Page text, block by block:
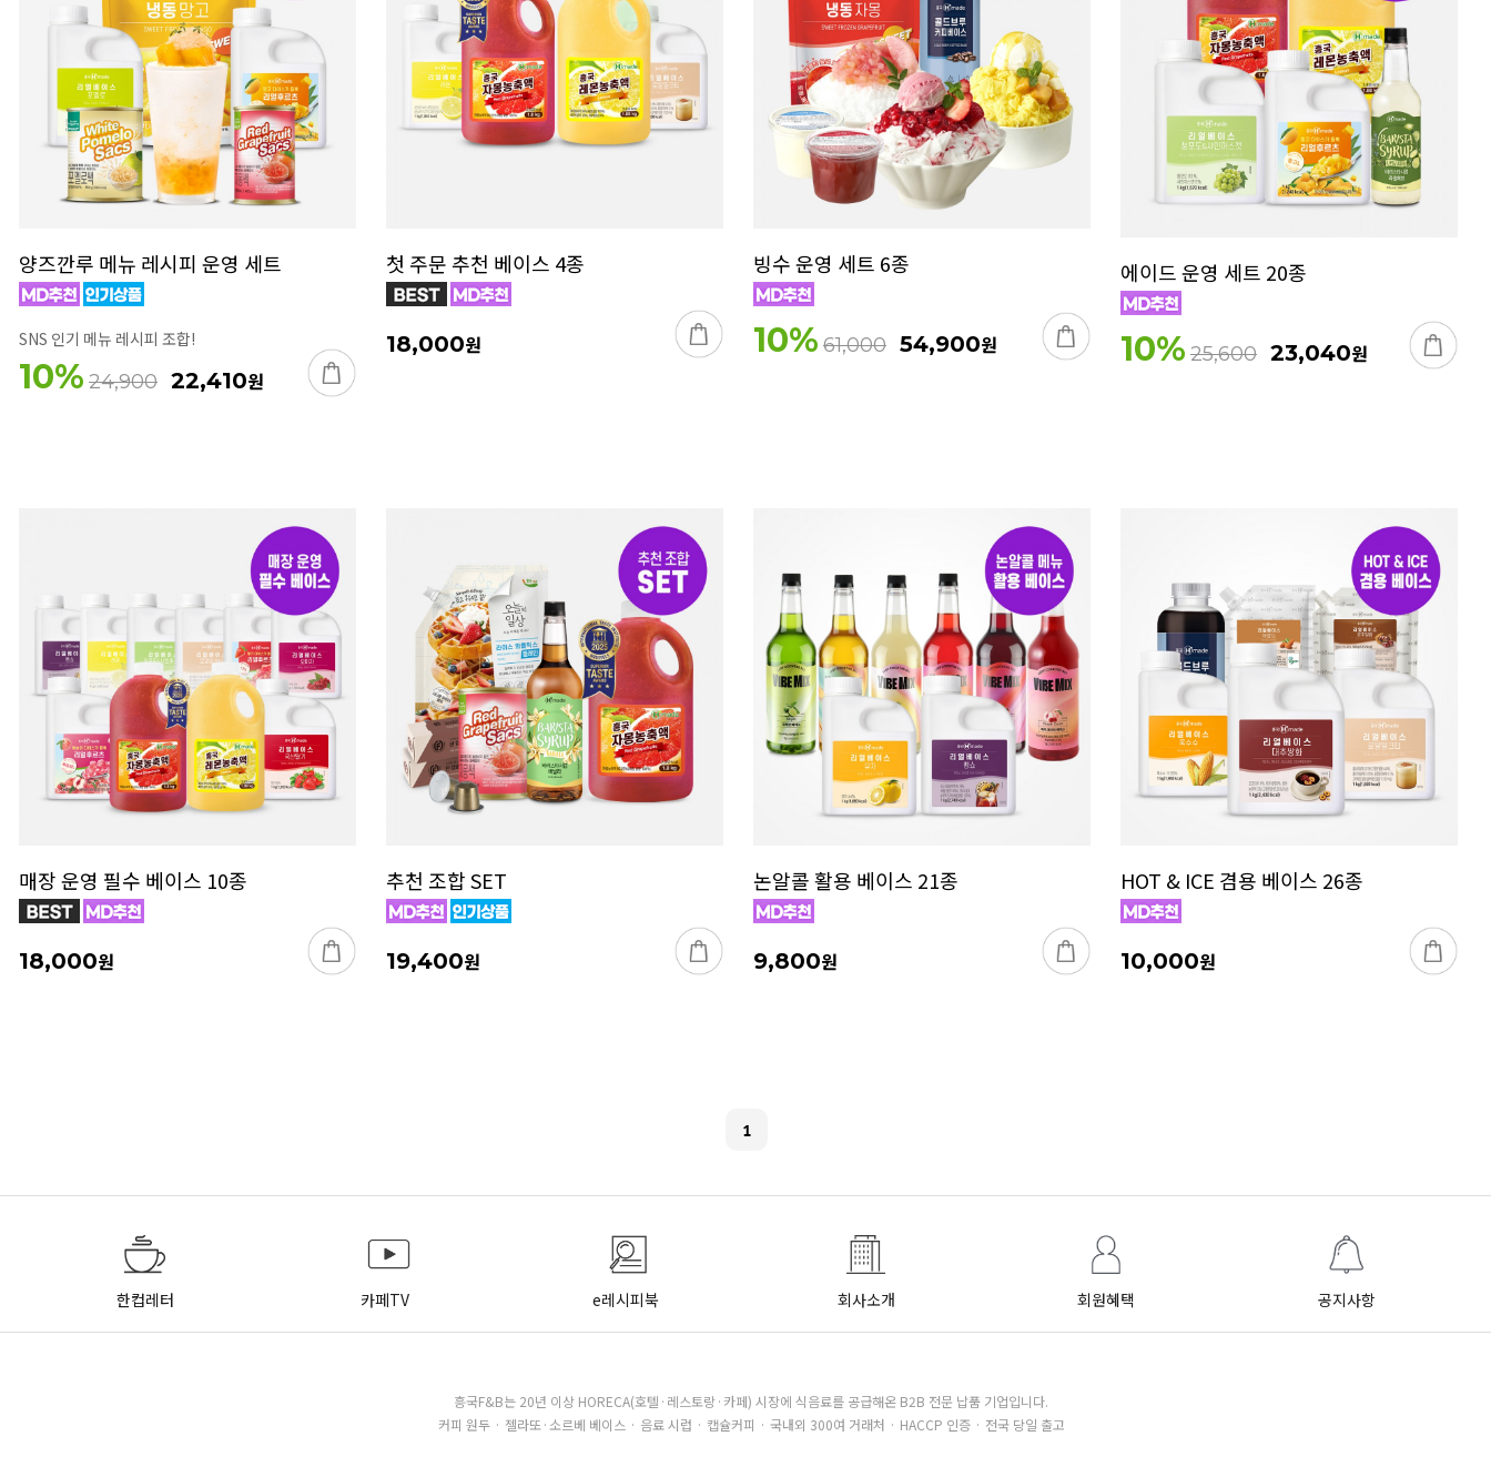
양즈깐루 메뉴 레시피 운영 세트
SNS 인기 메뉴 레시피 조합!
10% 24,900 22,410원
첫 주문 추천 베이스 4종
18,000원
빙수 운영 세트 6종
10% 61,000 54,900원
에이드 운영 세트 20종
10% 25,600 23,040원
매장 운영 필수 베이스 10종
18,000원
추천 조합 SET
19,400원
논알콜 활용 베이스 21종
9,800원
HOT & ICE 겸용 베이스 26종
10,000원
1
한컵레터 카페TV e레시피북 회사소개 회원혜택 공지사항
흥국F&B는 20년 이상 HORECA(호텔·레스토랑·카페) 시장에 식음료를 공급해온 B2B 전문 납품 기업입니다.
커피 원두 · 젤라또·소르베 베이스 · 음료 시럽 · 캡슐커피 · 국내외 300여 거래처 · HACCP 인증 · 전국 당일 출고